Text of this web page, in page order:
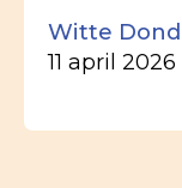
Witte
11 april 2026